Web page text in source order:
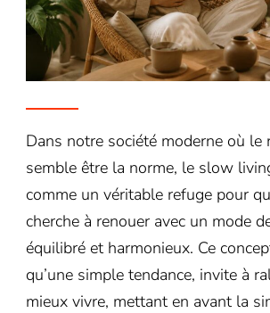
Dans notre société moderne où le
semble être la norme, le slow
comme un véritable refuge pour
cherche à renouer avec un mode
équilibré et harmonieux. Ce
qu’une simple tendance, invite à
mieux vivre, mettant en avant la